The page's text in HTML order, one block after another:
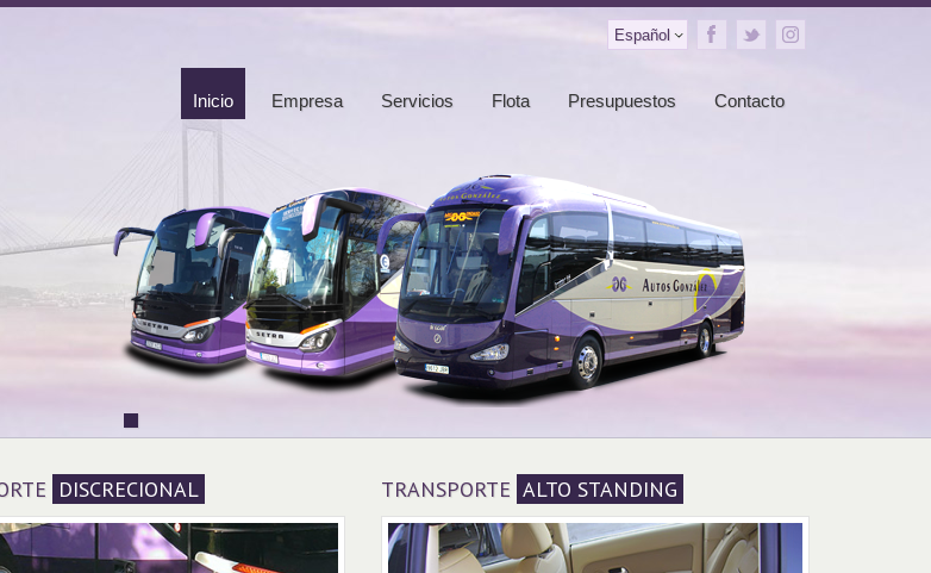
Español
Inicio Empresa Servicios Flota Presupuestos Contacto
DISCRECIONAL TRANSPORTE ALTO STANDING